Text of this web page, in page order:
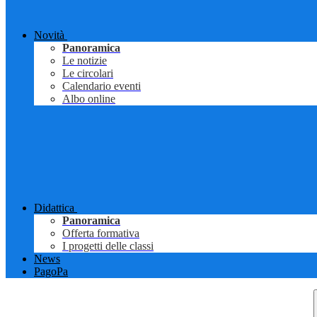
Novità
Panoramica
Le notizie
Le circolari
Calendario eventi
Albo online
Didattica
Panoramica
Offerta formativa
I progetti delle classi
News
PagoPa